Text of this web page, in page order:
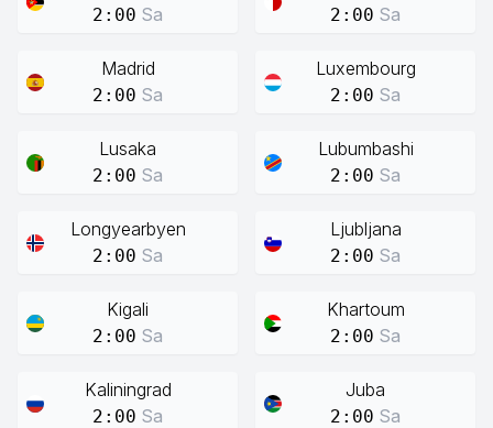
2:00 Sa 2:00 Sa
Madrid
2:00 Sa
Luxembourg
2:00 Sa
Lusaka
2:00 Sa
Lubumbashi
2:00 Sa
Longyearbyen
2:00 Sa
Ljubljana
2:00 Sa
Kigali
2:00 Sa
Khartoum
2:00 Sa
Kaliningrad
2:00 Sa
Juba
2:00 Sa